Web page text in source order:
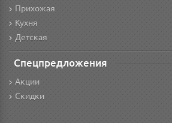
Прихожая
Кухня
Детская
Спецпредложения
Акции
Скидки